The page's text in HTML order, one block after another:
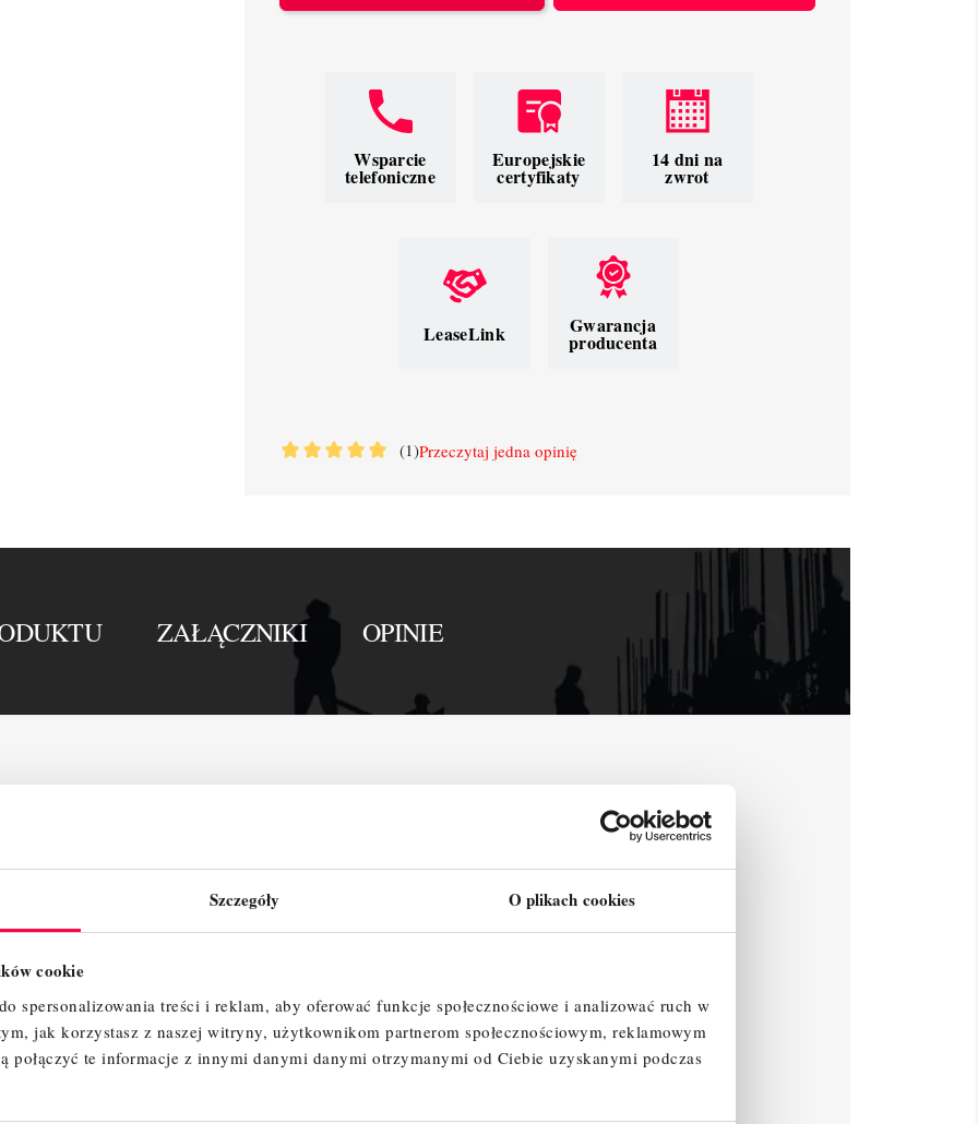
Szczegóły O plikach cookies
cookie
spersonalizowania treści i reklam, aby oferować funkcje społecznościowe i analizować ruch w
jak korzystasz z naszej witryny, użytkownikom partnerom społecznościowym, reklamowym
połączyć te informacje z innymi danymi danymi otrzymanymi od Ciebie uzyskanymi podczas
Wsparcie
telefoniczne
Europejskie
certyfikaty
14 dni na
zwrot
LeaseLink Gwarancja
producenta
(1)Przeczytaj jedna opinię
ZAŁĄCZNIKI OPINIE